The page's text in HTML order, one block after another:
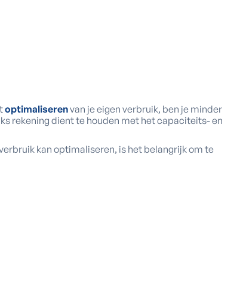
optimaliserenvan je eigen verbruik, ben je minder
rekening dient te houden met het capaciteits- en
kan optimaliseren, is het belangrijk om te